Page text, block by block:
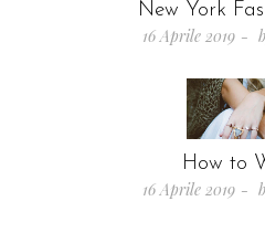
New York
16 Aprile 2019
How to
16 Aprile 2019